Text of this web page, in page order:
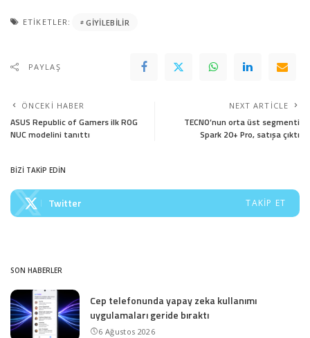
ETIKETLER: GIYILEBILIR
PAYLAŞ
ÖNCEKI HABER
ASUS Republic of Gamers ilk ROG
NUC modelini tanıttı
NEXT ARTICLE
TECNO’nun orta üst segmenti
Spark 20+ Pro, satışa çıktı
BİZİ TAKİP EDİN
Twitter TAKIP ET
SON HABERLER
Cep telefonunda yapay zeka kullanımı
uygulamaları geride bıraktı
6 Ağustos 2026